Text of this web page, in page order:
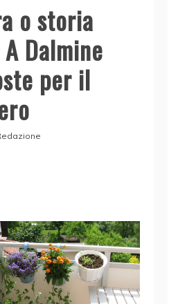
o storia
Dalmine
per il